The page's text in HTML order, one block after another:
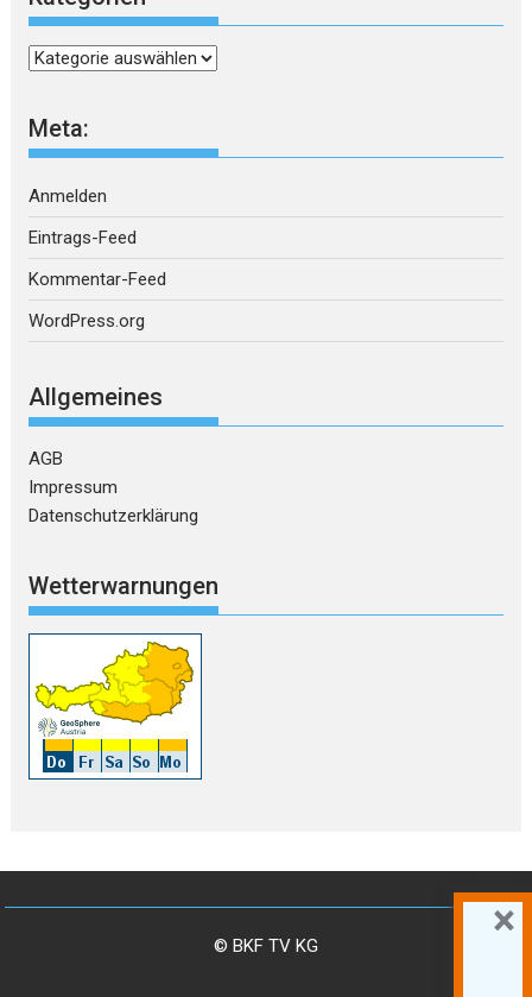
Kategorien
Meta:
Anmelden
Eintrags-Feed
Kommentar-Feed
WordPress.org
Allgemeines
AGB
Impressum
Datenschutzerklärung
Wetterwarnungen
© BKF TV KG
×